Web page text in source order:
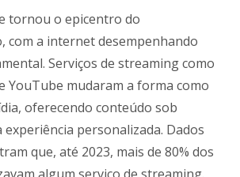
tornou o epicentro do
com a internet desempenhando
Serviços de streaming como
YouTube mudaram a forma como
oferecendo conteúdo sob
experiência personalizada. Dados
que, até 2023, mais de 80% dos